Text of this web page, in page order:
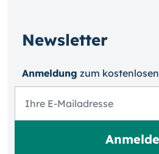
Newsletter
Anmeldung zum kosten­losen